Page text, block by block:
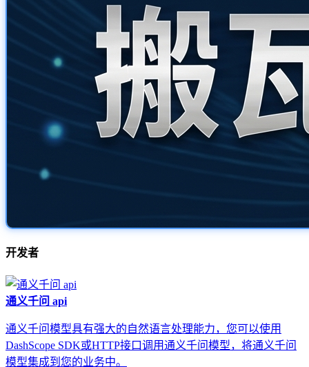
开发者
通义千问 api
通义千问模型具有强大的自然语言处理能力，您可以使用
DashScope SDK或HTTP接口调用通义千问模型，将通义千问
模型集成到您的业务中。